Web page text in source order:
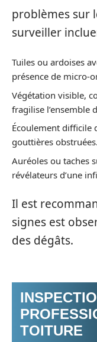
problèmes sur
surveiller
Tuiles ou ardoises
présence de micro-
Végétation visible,
fragilise l’ensemble
Écoulement difficile
gouttières obstruées.
Auréoles ou taches
révélateurs d’une
Il est
signes est
des dégâts.
TOITURE